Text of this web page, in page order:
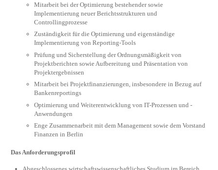
Mitarbeit bei der Optimierung bestehender sowie
Implementierung neuer Berichtsstrukturen und
Controllingprozesse
Zuständigkeit für die Optimierung und eigenständige
Implementierung von Reporting-Tools
Prüfung und Sicherstellung der Ordnungsmäßigkeit von
Projektberichten sowie Aufbereitung und Präsentation von
Projektergebnissen
Mitarbeit bei Projektfinanzierungen, insbesondere in Bezug auf
Bankenreportings
Optimierung und Weiterentwicklung von IT-Prozessen und -
Anwendungen
Enge Zusammenarbeit mit dem Management sowie dem Vorstand
Finanzen in Berlin
Das Anforderungsprofil